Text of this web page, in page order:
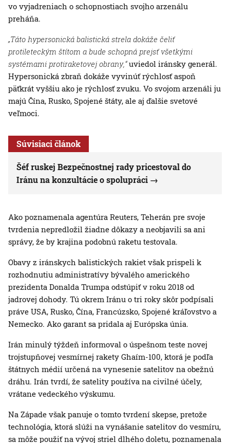
vo vyjadreniach o schopnostiach svojho arzenálu
preháňa.
„Táto hypersonická balistická strela dokáže čeliť
protileteckým štítom a bude schopná prejsť všetkými
systémami protiraketovej obrany,“uviedol iránsky generál.
Hypersonická zbraň dokáže vyvinúť rýchlosť aspoň
päťkrát vyššiu ako je rýchlosť zvuku. Vo svojom arzenáli ju
majú Čína, Rusko, Spojené štáty, ale aj ďalšie svetové
veľmoci.
Súvisiaci článok
Šéf ruskej Bezpečnostnej rady pricestoval do
Iránu na konzultácie o spolupráci
Ako poznamenala agentúra Reuters, Teherán pre svoje
tvrdenia nepredložil žiadne dôkazy a neobjavili sa ani
správy, že by krajina podobnú raketu testovala.
Obavy z iránskych balistických rakiet však prispeli k
rozhodnutiu administratívy bývalého amerického
prezidenta Donalda Trumpa odstúpiť v roku 2018 od
jadrovej dohody. Tú okrem Iránu o tri roky skôr podpísali
práve USA, Rusko, Čína, Francúzsko, Spojené kráľovstvo a
Nemecko. Ako garant sa pridala aj Európska únia.
Irán minulý týždeň informoval o úspešnom teste novej
trojstupňovej vesmírnej rakety Ghaím-100, ktorá je podľa
štátnych médií určená na vynesenie satelitov na obežnú
dráhu. Irán tvrdí, že satelity používa na civilné účely,
vrátane vedeckého výskumu.
Na Západe však panuje o tomto tvrdení skepse, pretože
technológia, ktorá slúži na vynášanie satelitov do vesmíru,
sa môže použiť na vývoj striel dlhého doletu, poznamenala